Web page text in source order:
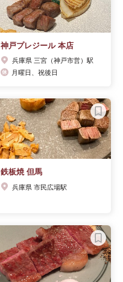
神戸プレジール 本店
兵庫県 三宮（神戸市営）駅
月曜日、祝後日
鉄板焼 但馬
兵庫県 市民広場駅